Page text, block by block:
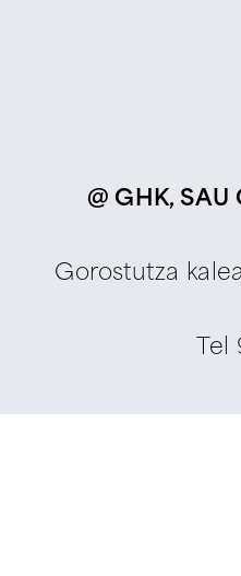
@ GHK,
Gorostutza
Tel